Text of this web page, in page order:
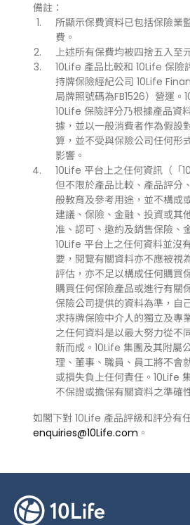
備註：
所顯示保費資料已包括保險業
費。
上述所有保費均被四捨五入至
10Life 產品比較和 10Life 保險
持牌保險經紀公司 10Life
局牌照號碼為FB1526）營運。
10Life 保險評分乃根據產品資
據，並以一般消費者作為假設
算，並不受與保險公司任何形
影響。
10Life 平台上之任何資訊（「
但不限於產品比較、產品評分
般教育及參考用途，並不構成
建議、保險、金融、投資或其
准、認可、邀約及銷售保險、
10Life 平台上之任何資料並沒
要，閱覽有關資料亦不應被視
評估，亦不足以構成任何購買
購買任何保險產品或進行有關
保險公司提供的資料為準，自
求持牌保險中介人的獨立及專
之任何資料是以最大努力從不
新而成。10Life 集團及其附屬
理、董事、職員、員工將不會
或損失負上任何責任。10Life
不保證或擔保有關資料之準確
如閣下對 10Life 產品評級和評分有
enquiries@10Life.com 。